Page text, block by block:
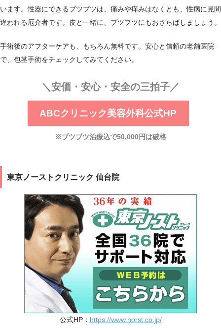
います。性器にできるブツブツは、痛みや痒みはなくとも、性病に見間
違われる厄介者です。皮と一緒に、ブツブツにもおさらばしましょう。
手術後のアフターケアも、もちろん無料です。安心と信頼の老舗医院
で、包茎手術をチェックしてみてください。
＼安価・安心・安全の三拍子／
ABCクリニック美容外科公式HP
※ブツブツ治療込で50,000円は破格
東京ノーストクリニック 仙台院
公式HP： https://www.norst.co.jp/